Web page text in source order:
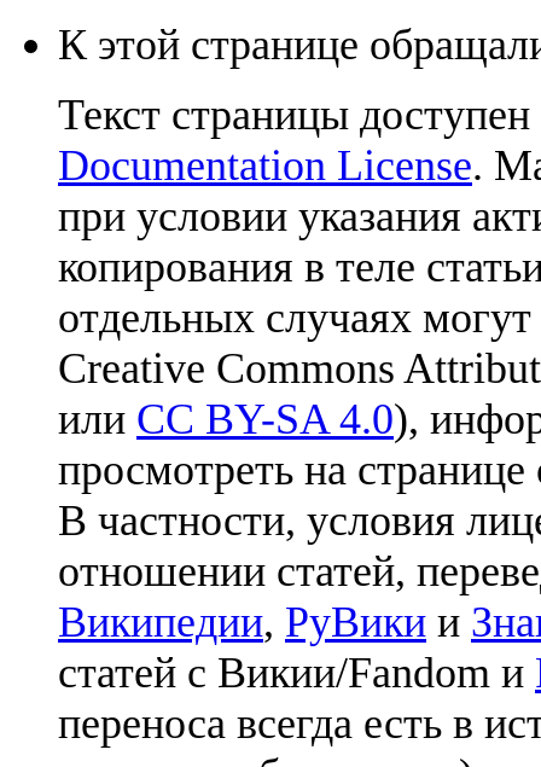
К этой странице
Текст страницы
Documentation License.
при условии указания
копирования в теле
отдельных случаях
Creative Commons
или CC BY-SA 4.0),
просмотреть на
В частности, условия
отношении статей,
Википедии, РуВики и
статей с Викии/Fandom и
переноса всегда есть в